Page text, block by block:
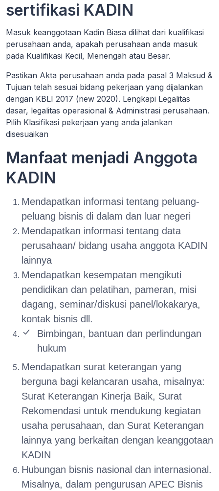
sertifikasi KADIN
Masuk keanggotaan Kadin Biasa dilihat dari kualifikasi
perusahaan anda, apakah perusahaan anda masuk
pada Kualifikasi Kecil, Menengah atau Besar.
Pastikan Akta perusahaan anda pada pasal 3 Maksud &
Tujuan telah sesuai bidang pekerjaan yang dijalankan
dengan KBLI 2017 (new 2020). Lengkapi Legalitas
dasar, legalitas operasional & Administrasi perusahaan.
Pilih Klasifikasi pekerjaan yang anda jalankan
disesuaikan
Manfaat menjadi Anggota
KADIN
Mendapatkan informasi tentang peluang-
peluang bisnis di dalam dan luar negeri
Mendapatkan informasi tentang data
perusahaan/ bidang usaha anggota KADIN
lainnya
Mendapatkan kesempatan mengikuti
pendidikan dan pelatihan, pameran, misi
dagang, seminar/diskusi panel/lokakarya,
kontak bisnis dll.
Bimbingan, bantuan dan perlindungan
hukum
Mendapatkan surat keterangan yang
berguna bagi kelancaran usaha, misalnya:
Surat Keterangan Kinerja Baik, Surat
Rekomendasi untuk mendukung kegiatan
usaha perusahaan, dan Surat Keterangan
lainnya yang berkaitan dengan keanggotaan
KADIN
Hubungan bisnis nasional dan internasional.
Misalnya, dalam pengurusan APEC Bisnis